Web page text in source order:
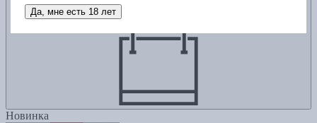
Новинка
Да, мне есть 18 лет